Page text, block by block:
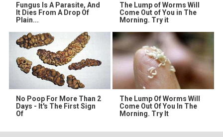
Fungus Is A Parasite, And
It Dies From A Drop Of
Plain...
The Lump of Worms Will
Come Out of You in The
Morning. Try it
No Poop For More Than 2
Days - It's The First Sign
Of
The Lump Of Worms Will
Come Out Of You In The
Morning. Try It